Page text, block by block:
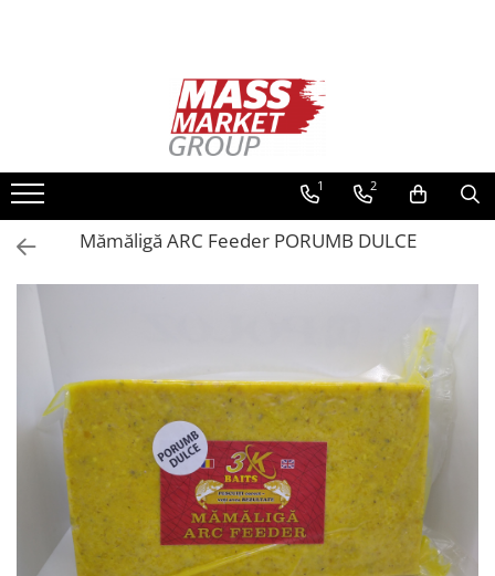
Lansete la crap
Mulinete la crap
Fire Crap
Protectie, pastrare
Rod Pod, picheti, suporti
Carlige crap
Avertizoare si swingere
Pescuit Feeder, Stationar, Pluta
Lansete Feeder, Stationar, Pluta
Mulinete Feeder, Stationar, Pluta
Fire feeder, stationar
1 2
Mămăligă ARC Feeder PORUMB DULCE